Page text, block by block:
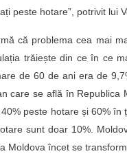
peste hotare”, potrivit lui
că problema cea mai
trăiește din ce în ce
de 60 de ani era de
care se află în Republica
peste hotare și 60%
sunt doar 10%.
Moldova încet se